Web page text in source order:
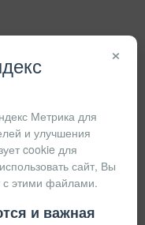
×
Метрика для
и улучшения
cookie для
сайт, Вы
с этими файлами.
и важная